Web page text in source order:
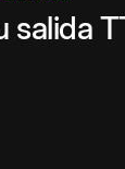
salida